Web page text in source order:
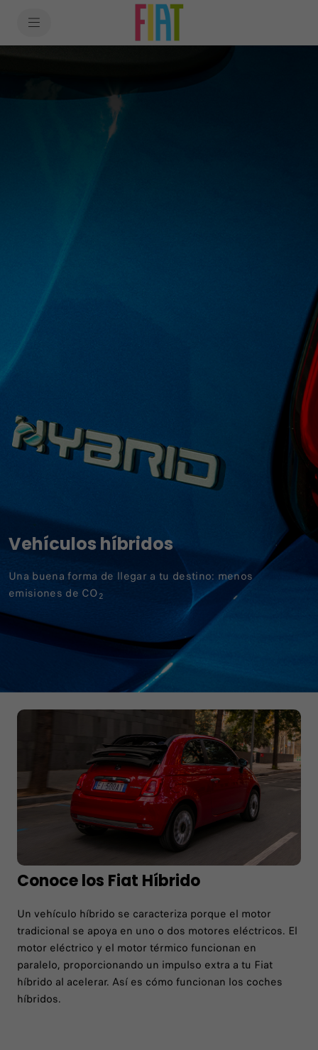
Vehículos híbridos
Una buena forma de llegar a tu destino: menos
emisiones de CO2
Conoce los Fiat Híbrido
Un vehículo híbrido se caracteriza porque el motor
tradicional se apoya en uno o dos motores eléctricos. El
motor eléctrico y el motor térmico funcionan en
paralelo, proporcionando un impulso extra a tu Fiat
híbrido al acelerar. Así es cómo funcionan los coches
híbridos.